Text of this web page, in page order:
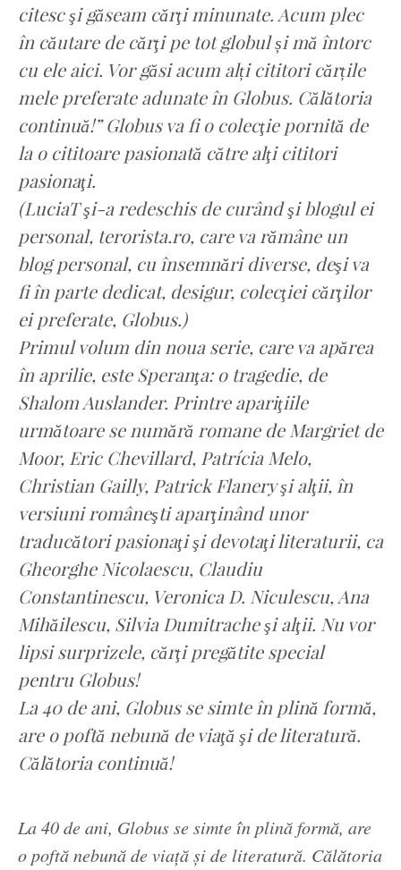
citesc şi găseam cărţi minunate. Acum plec
în căutare de cărţi pe tot globul și mă întorc
cu ele aici. Vor găsi acum alți cititori cărțile
mele preferate adunate în Globus. Călătoria
continuă!” Globus va fi o colecţie pornită de
la o cititoare pasionată către alţi cititori
pasionaţi.
(LuciaT şi-a redeschis de curând şi blogul ei
personal, terorista.ro, care va rămâne un
blog personal, cu însemnări diverse, deşi va
fi în parte dedicat, desigur, colecţiei cărţilor
ei preferate, Globus.)
Primul volum din noua serie, care va apărea
în aprilie, este Speranţa: o tragedie, de
Shalom Auslander. Printre apariţiile
următoare se numără romane de Margriet de
Moor, Eric Chevillard, Patrícia Melo,
Christian Gailly, Patrick Flanery şi alţii, în
versiuni româneşti aparţinând unor
traducători pasionaţi şi devotaţi literaturii, ca
Gheorghe Nicolaescu, Claudiu
Constantinescu, Veronica D. Niculescu, Ana
Mihăilescu, Silvia Dumitrache şi alţii. Nu vor
lipsi surprizele, cărţi pregătite special
pentru Globus!
La 40 de ani, Globus se simte în plină formă,
are o poftă nebună de viaţă şi de literatură.
Călătoria continuă!
La 40 de ani, Globus se simte în plină formă, are
o poftă nebună de viaţă şi de literatură. Călătoria